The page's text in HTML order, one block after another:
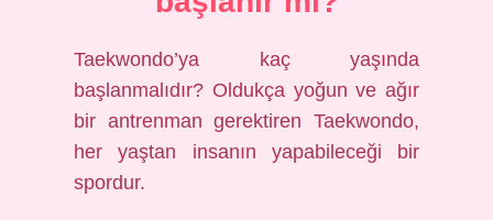
Taekwondo’ya kaç yaşında
başlanmalıdır? Oldukça yoğun ve ağır
bir antrenman gerektiren Taekwondo,
her yaştan insanın yapabileceği bir
spordur.